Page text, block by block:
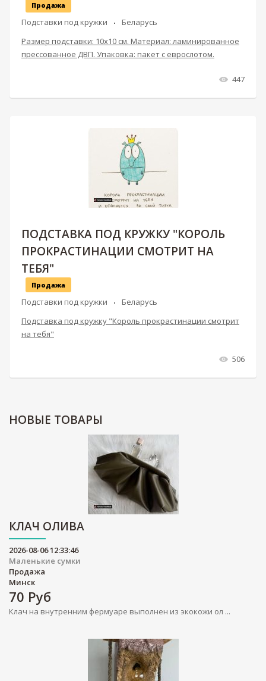
Продажа
Подставки под кружки
Беларусь
Размер подставки: 10х10 см. Материал: ламинированное
прессованное ДВП. Упаковка: пакет с еврослотом.
447
ПОДСТАВКА ПОД КРУЖКУ "КОРОЛЬ
ПРОКРАСТИНАЦИИ СМОТРИТ НА
ТЕБЯ"
Продажа
Подставки под кружки
Беларусь
Подставка под кружку "Король прокрастинации смотрит
на тебя"
506
НОВЫЕ ТОВАРЫ
КЛАЧ ОЛИВА
2026-08-06 12:33:46
Маленькие сумки
Продажа
Минск
70 Руб
Клач на внутренним фермуаре выполнен из экокожи ол ...